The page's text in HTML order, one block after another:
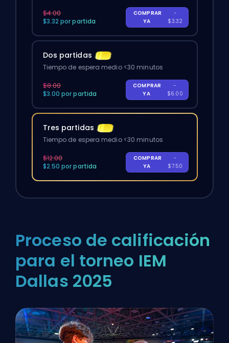
$4.00
$3.32 por partida
COMPRAR
YA
-
$3.32
Dos partidas
Tiempo de espera medio <30 minutos
$8.00
$3.00 por partida
COMPRAR
YA
-
$6.00
Tres partidas
Tiempo de espera medio <30 minutos
$12.00
$2.50 por partida
COMPRAR
YA
-
$7.50
Proceso de calificación
para el torneo IEM
Dallas 2025